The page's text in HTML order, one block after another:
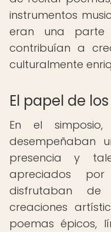
instrumentos
eran una parte
contribuían a
culturalmente
El papel de
En el
desempeñaban
presencia y
apreciados
disfrutaban de
creaciones
poemas épicos,